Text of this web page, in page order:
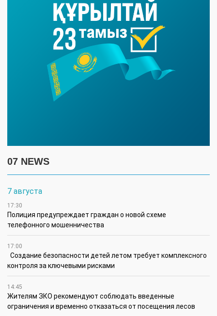
07 NEWS
7 августа
17:30
Полиция предупреждает граждан о новой схеме
телефонного мошенничества
17:00
Создание безопасности детей летом требует комплексного
контроля за ключевыми рисками
14:45
Жителям ЗКО рекомендуют соблюдать введенные
ограничения и временно отказаться от посещения лесов